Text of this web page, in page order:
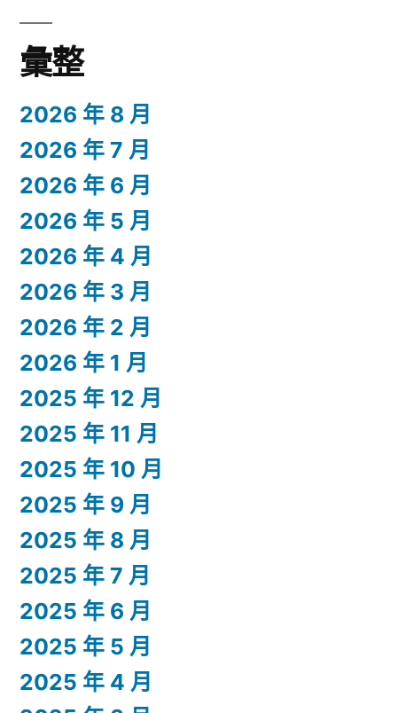
彙整
2026 年 8 月
2026 年 7 月
2026 年 6 月
2026 年 5 月
2026 年 4 月
2026 年 3 月
2026 年 2 月
2026 年 1 月
2025 年 12 月
2025 年 11 月
2025 年 10 月
2025 年 9 月
2025 年 8 月
2025 年 7 月
2025 年 6 月
2025 年 5 月
2025 年 4 月